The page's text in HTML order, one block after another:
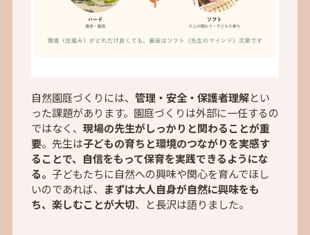
自然園庭づくりには、 管理・安全・保護者理解とい
った課題があります。園庭づくりは外部に一任するの
ではなく、 現場の先生がしっかりと関わることが重
要。先生は子どもの育ちと環境のつながりを実感す
ることで、自信をもって保育を実践できるようにな
る。 子どもたちに自然への興味や関心を育んでほし
いのであれば、 まずは大人自身が自然に興味をも
ち、楽しむことが大切、と長沢は語りました。